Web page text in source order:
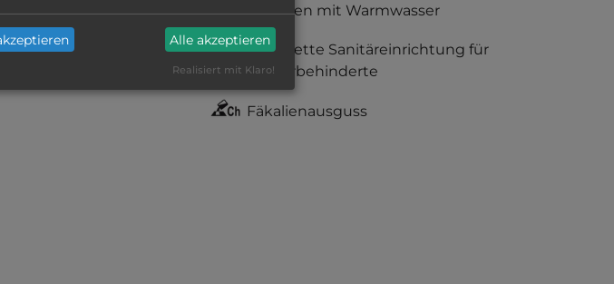
Duschen mit Warmwasser
komplette Sanitäreinrichtung für
Körperbehinderte
Fäkalienausguss
Alle akzeptieren
Realisiert mit Klaro!